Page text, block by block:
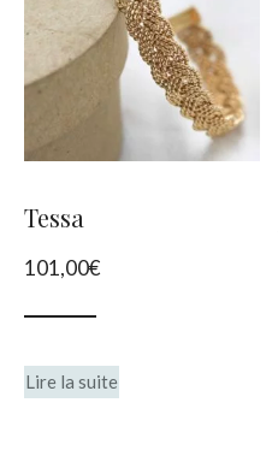
Les
options
peuvent
être
Tessa
101,00€
Lire la suite